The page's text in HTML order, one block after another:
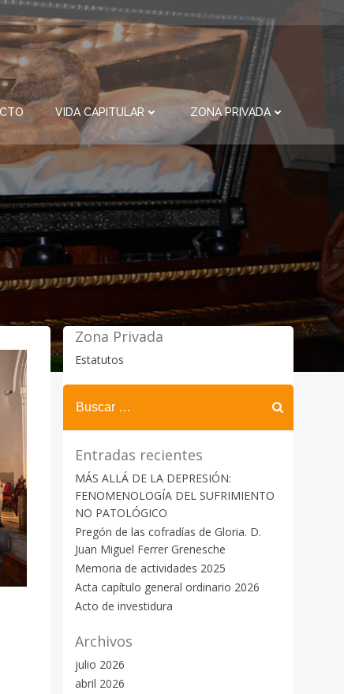
VIDA CAPITULAR ZONA PRIVADA
Zona Privada
Estatutos
Buscar:
Entradas recientes
MÁS ALLÁ DE LA DEPRESIÓN:
FENOMENOLOGÍA DEL SUFRIMIENTO
NO PATOLÓGICO
Pregón de las cofradías de Gloria. D.
Juan Miguel Ferrer Grenesche
Memoria de actividades 2025
Acta capítulo general ordinario 2026
Acto de investidura
Archivos
julio 2026
abril 2026